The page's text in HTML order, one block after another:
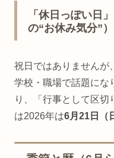
「休日っぽい日
の“お休み気分”）
祝日ではありませんが
学校・職場で話題にな
り、「行事として区切
は2026年は6月21日（